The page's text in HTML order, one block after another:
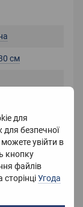
для
для безпечної
увійти в
кнопку
файлів
Угода
см